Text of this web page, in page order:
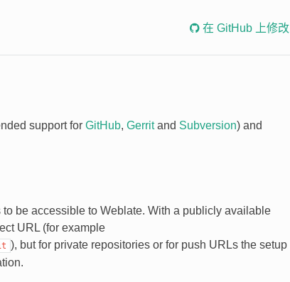
在 GitHub 上修改
support for GitHub, Gerritand Subversion) and
be accessible to Weblate. With a publicly available
URL (for example
), but for private repositories or for push URLs the setup